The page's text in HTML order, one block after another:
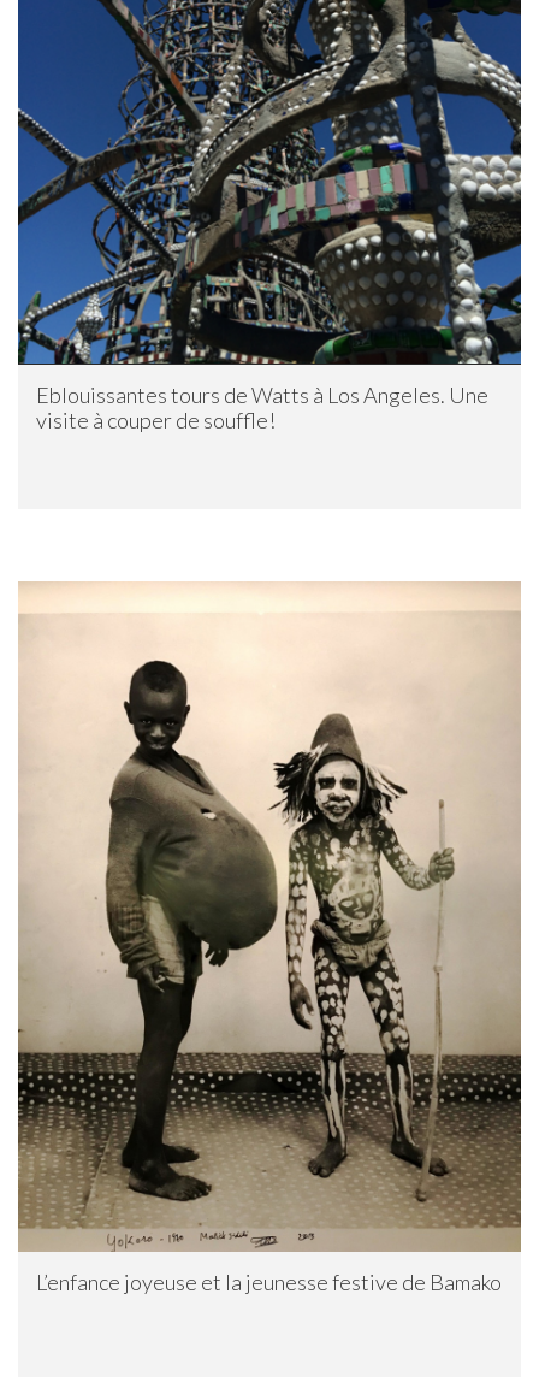
Eblouissantes tours de Watts à Los Angeles. Une
visite à couper de souffle!
L’enfance joyeuse et la jeunesse festive de Bamako